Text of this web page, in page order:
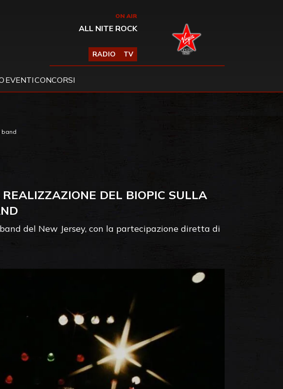
ON AIR
ALL NITE ROCK
RADIO TV
EVENTICONCORSI
band
DEL BIOPIC SULLA
del New Jersey, con la partecipazione diretta di